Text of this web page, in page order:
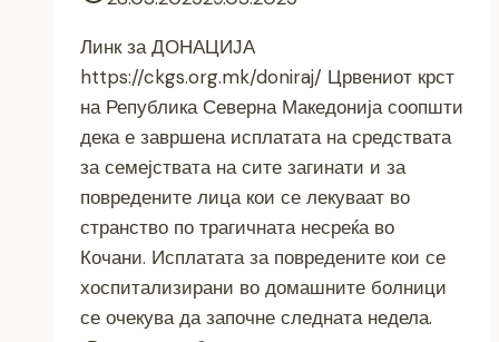
Линк за ДОНАЦИЈА
https://ckgs.org.mk/doniraj/ Црвениот крст
на Република Северна Македонија соопшти
дека е завршена исплатата на средствата
за семејствата на сите загинати и за
повредените лица кои се лекуваат во
странство по трагичната несреќа во
Кочани. Исплатата за повредените кои се
хоспитализирани во домашните болници
се очекува да започне следната недела.